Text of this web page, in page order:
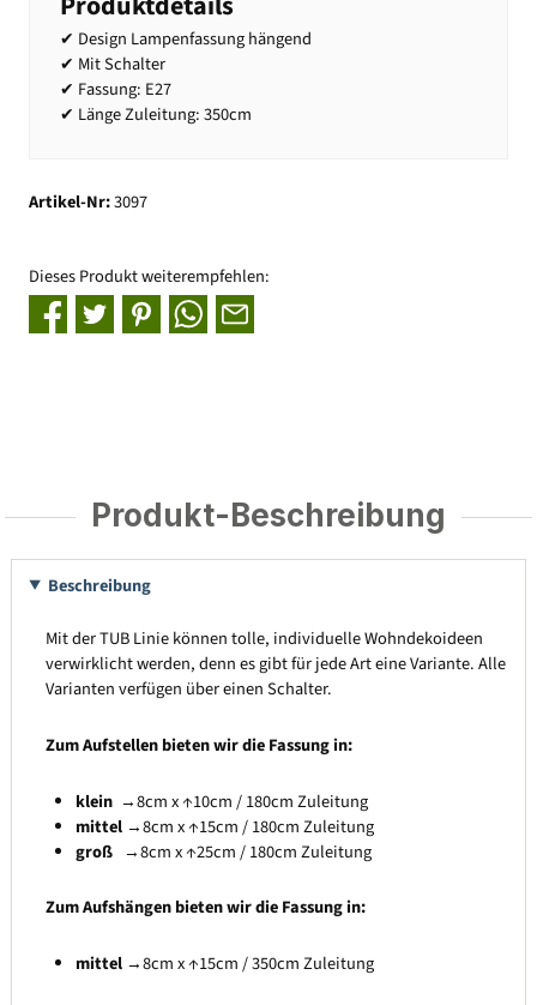
✔ Design Lampenfassung hängend
✔ Mit Schalter
✔ Fassung: E27
✔ Länge Zuleitung: 350cm
Artikel-Nr:3097
Dieses Produkt weiterempfehlen:
Produkt-Beschreibung
Beschreibung
Mit der TUB Linie können tolle, individuelle Wohndekoideen
verwirklicht werden, denn es gibt für jede Art eine Variante. Alle
Varianten verfügen über einen Schalter.
Zum Aufstellen bieten wir die Fassung in:
klein →8cm x ↑10cm / 180cm Zuleitung
mittel →8cm x ↑15cm / 180cm Zuleitung
groß →8cm x ↑25cm / 180cm Zuleitung
Zum Aufshängen bieten wir die Fassung in:
mittel →8cm x ↑15cm / 350cm Zuleitung